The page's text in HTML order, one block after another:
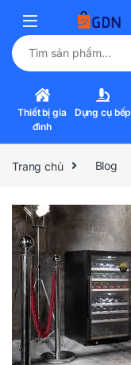
Tìm kiếm:
Thiết bị gia
đình
Dụng cụ bếp
Trang chủ Blog